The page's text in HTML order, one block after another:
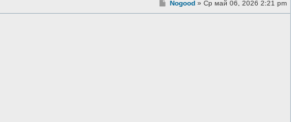
СNogood » Ср май 06, 2026 2:21 pm